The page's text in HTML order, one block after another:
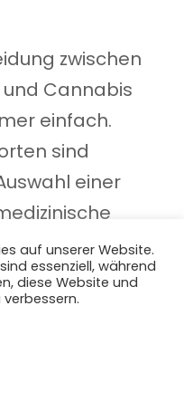
zwischen
und Cannabis
einfach.
sind
einer
sich auf die
oder
die
und sich
auf unserer Website.
essenziell, während
diese Website und
verbessern.